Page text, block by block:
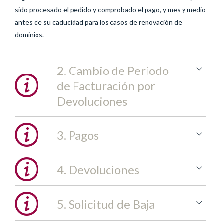
sido procesado el pedido y comprobado el pago, y mes y medio
antes de su caducidad para los casos de renovación de
dominios.
2. Cambio de Periodo
de Facturación por
Devoluciones
3. Pagos
4. Devoluciones
Por cada devolución bancaria que se produzca por causas
imputables al cliente, eQuanimity.es cobrará como
concepto de gestión y gastos de devolución el coste de
5. Solicitud de Baja